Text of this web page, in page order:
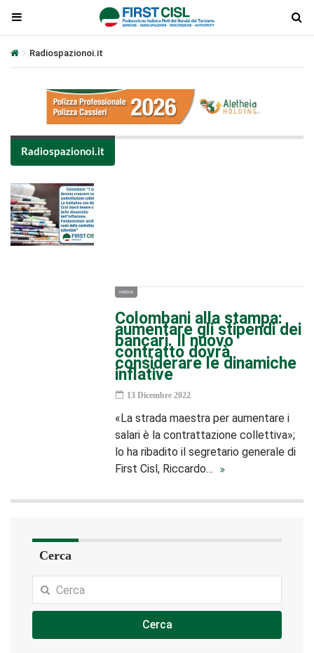
Radiospazionoi.it
Radiospazionoi.it
MEDIA
Colombani alla stampa:
aumentare gli stipendi dei
bancari. Il nuovo
contratto dovrà
considerare le dinamiche
inflative
13 Dicembre 2022
«La strada maestra per aumentare i
salari è la contrattazione collettiva»;
lo ha ribadito il segretario generale di
First Cisl, Riccardo…
Cerca
Cerca